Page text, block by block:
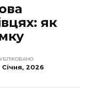
як
Січня, 2026